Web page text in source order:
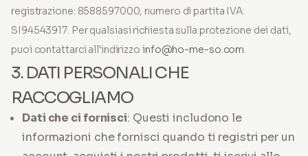
registrazione: 8588597000, numero di partita IVA:
SI94543917. Per qualsiasi richiesta sulla protezione dei dati,
puoi contattarci all'indirizzo info@ho-me-so.com.
3. DATI PERSONALI CHE
RACCOGLIAMO
Dati che ci fornisci: Questi includono le
informazioni che fornisci quando ti registri per un